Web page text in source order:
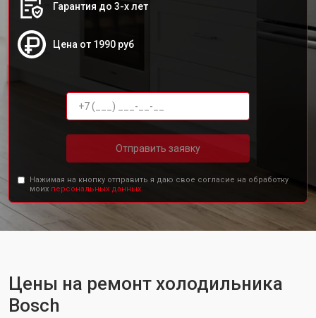
Гарантия до 3-х лет
Цена от 1990 руб
Отправить заявку
Нажимая на кнопку отправить я даю свое согласие на обработку
моих персональных данных.
Цены на ремонт холодильника
Bosch